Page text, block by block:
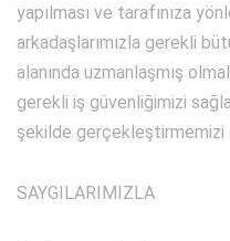
yapılması ve tarafınıza
arkadaşlarımızla gerekli
alanında uzmanlaşmış
gerekli iş güvenliğimizi
şekilde gerçekleştirmemizi
SAYGILARIMIZLA